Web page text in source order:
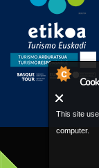
This site
computer.